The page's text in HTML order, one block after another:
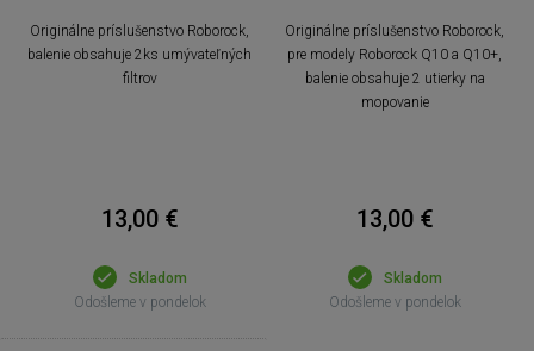
Originálne príslušenstvo Roborock,
balenie obsahuje 2ks umývateľných
filtrov
13,00 €
Skladom
Odošleme v pondelok
Originálne príslušenstvo Roborock,
pre modely Roborock Q10 a Q10+,
balenie obsahuje 2 utierky na
mopovanie
13,00 €
Skladom
Odošleme v pondelok